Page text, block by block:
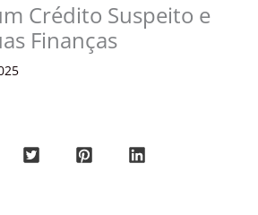
Crédito Suspeito e
Finanças